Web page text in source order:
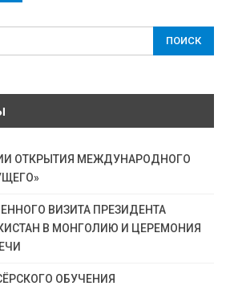
ОТКРЫТИЯ МЕЖДУНАРОДНОГО
ВИЗИТА ПРЕЗИДЕНТА
В МОНГОЛИЮ И ЦЕРЕМОНИЯ
ОБУЧЕНИЯ